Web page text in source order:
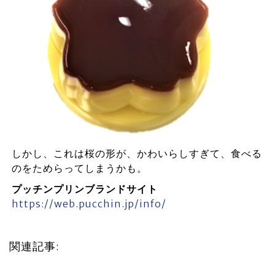
しかし、これは桜の形が、かわいらしすぎて、食べる
のをためらってしまうかも。
プッチンプリンブランドサイト
https://web.pucchin.jp/info/
関連記事: